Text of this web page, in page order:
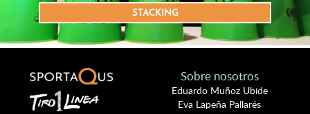
STACKING
Sobre nosotros
Eduardo Muñoz Ubide
Eva Lapeña Pallarés